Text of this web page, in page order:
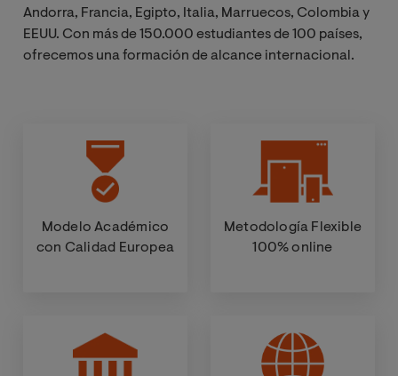
Andorra, Francia, Egipto, Italia, Marruecos, Colombia y
EEUU. Con más de 150.000 estudiantes de 100 países,
ofrecemos una formación de alcance internacional.
Modelo Académico
con Calidad Europea
Metodología Flexible
100% online